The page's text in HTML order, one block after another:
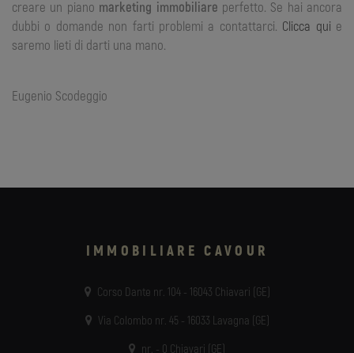
creare un piano marketing immobiliare perfetto. Se hai ancora
dubbi o domande non farti problemi a contattarci. Clicca qui e
saremo lieti di darti una mano.
Eugenio Scodeggio
IMMOBILIARE CAVOUR
Corso Dante nr. 104 - 16043 Chiavari (GE)
Via Colombo nr. 45 - 16033 Lavagna (GE)
nr. - 0 Chiavari (GE)